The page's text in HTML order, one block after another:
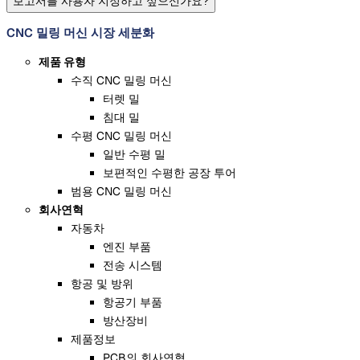
CNC 밀링 머신 시장 세분화
제품 유형
수직 CNC 밀링 머신
터렛 밀
침대 밀
수평 CNC 밀링 머신
일반 수평 밀
보편적인 수평한 공장 투어
범용 CNC 밀링 머신
회사연혁
자동차
엔진 부품
전송 시스템
항공 및 방위
항공기 부품
방산장비
제품정보